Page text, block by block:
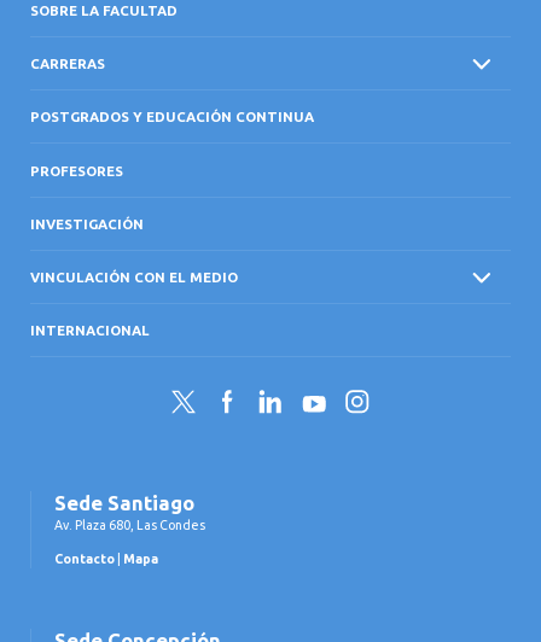
SOBRE LA FACULTAD
CARRERAS
POSTGRADOS Y EDUCACIÓN CONTINUA
PROFESORES
INVESTIGACIÓN
VINCULACIÓN CON EL MEDIO
INTERNACIONAL
Twitter FacebookLinkedInYouTubeInstagram
Sede Santiago
Av. Plaza 680, Las Condes
Contacto Mapa